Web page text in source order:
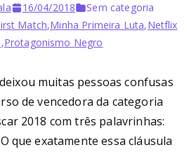
&
rni
ng
16/04/2018
Sem categoria
Match,Minha Primeira Luta,Netflix
,Protagonismo Negro
muitas pessoas confusas
de vencedora da categoria
2018 com três palavrinhas:
que exatamente essa cláusula